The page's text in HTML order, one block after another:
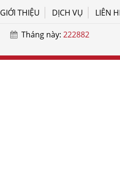
GIỚI THIỆU DỊCH VỤ LIÊN
Tháng này:222882